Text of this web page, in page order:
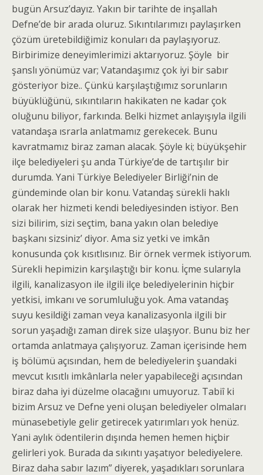
bugün Arsuz’dayız. Yakın bir tarihte de inşallah
Defne’de bir arada oluruz. Sıkıntılarımızı paylaşırken
çözüm üretebildiğimiz konuları da paylaşıyoruz.
Birbirimize deneyimlerimizi aktarıyoruz. Şöyle bir
şanslı yönümüz var; Vatandaşımız çok iyi bir sabır
gösteriyor bize.. Çünkü karşılaştığımız sorunların
büyüklüğünü, sıkıntıların hakikaten ne kadar çok
oluğunu biliyor, farkında. Belki hizmet anlayışıyla ilgili
vatandaşa ısrarla anlatmamız gerekecek. Bunu
kavratmamız biraz zaman alacak. Şöyle ki; büyükşehir
ilçe belediyeleri şu anda Türkiye’de de tartışılır bir
durumda. Yani Türkiye Belediyeler Birliği’nin de
gündeminde olan bir konu. Vatandaş sürekli haklı
olarak her hizmeti kendi belediyesinden istiyor. Ben
sizi bilirim, sizi seçtim, bana yakın olan belediye
başkanı sizsiniz’ diyor. Ama siz yetki ve imkân
konusunda çok kısıtlısınız. Bir örnek vermek istiyorum.
Sürekli hepimizin karşılaştığı bir konu. İçme sularıyla
ilgili, kanalizasyon ile ilgili ilçe belediyelerinin hiçbir
yetkisi, imkanı ve sorumluluğu yok. Ama vatandaş
suyu kesildiği zaman veya kanalizasyonla ilgili bir
sorun yaşadığı zaman direk size ulaşıyor. Bunu biz her
ortamda anlatmaya çalışıyoruz. Zaman içerisinde hem
iş bölümü açısından, hem de belediyelerin şuandaki
mevcut kısıtlı imkânlarla neler yapabileceği açısından
biraz daha iyi düzelme olacağını umuyoruz. Tabiî ki
bizim Arsuz ve Defne yeni oluşan belediyeler olmaları
münasebetiyle gelir getirecek yatırımları yok henüz.
Yani aylık ödentilerin dışında hemen hemen hiçbir
gelirleri yok. Burada da sıkıntı yaşatıyor belediyelere.
Biraz daha sabır lazım” diyerek, yaşadıkları sorunlara